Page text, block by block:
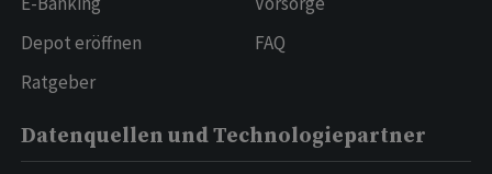
Depot eröffnen
Ratgeber
FAQ
Datenquellen und Technologiepartner